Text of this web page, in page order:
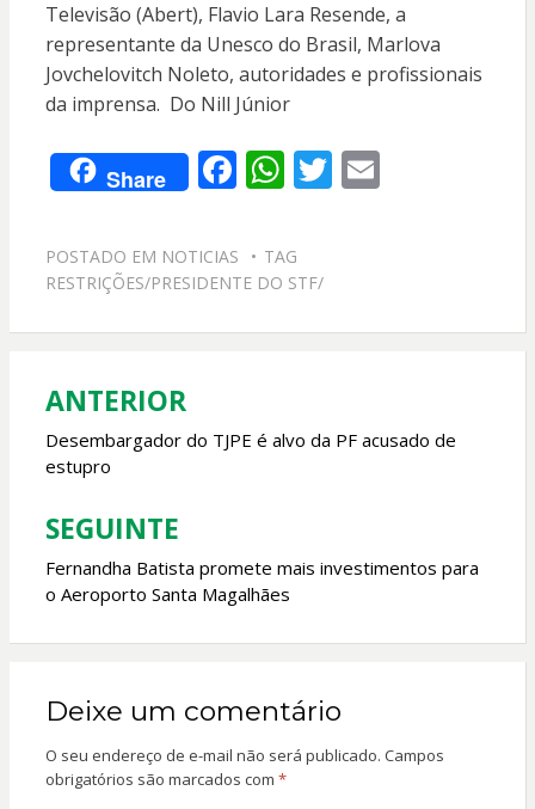
Televisão (Abert), Flavio Lara Resende, a
representante da Unesco do Brasil, Marlova
Jovchelovitch Noleto, autoridades e profissionais
da imprensa. Do Nill Júnior
Share F
e
b
o
W
at
s
A
T E
POSTADO EM NOTICIAS
TAG
RESTRIÇÕES/PRESIDENTE DO STF/
Navegação
de
Post
ANTERIOR
Desembargador do TJPE é alvo da PF acusado de
estupro
SEGUINTE
Fernandha Batista promete mais investimentos para
o Aeroporto Santa Magalhães
Deixe um comentário
O seu endereço de e-mail não será publicado. Campos
obrigatórios são marcados com *